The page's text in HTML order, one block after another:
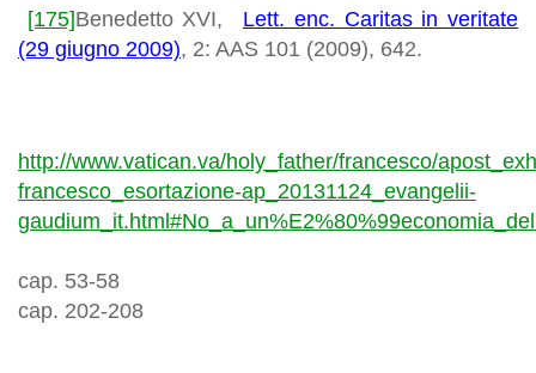
[175]Benedetto XVI, Lett. enc. Caritas in veritate
(29 giugno 2009), 2: AAS 101 (2009), 642.
http://www.vatican.va/holy_father/francesco/
francesco_esortazione-ap_20131124_evangelii-
cap. 53-58
cap. 202-208